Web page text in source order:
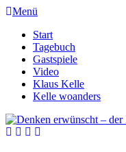
Menü
Start
Tagebuch
Gastspiele
Video
Klaus Kelle
Kelle woanders